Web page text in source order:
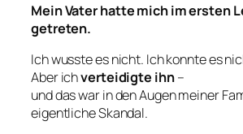
Mein Vater hatte mich im ersten
getreten.
Ich wusste es nicht. Ich konnte es
Aber ichverteidigte ihn–
und das war in den Augen meiner
eigentliche Skandal.